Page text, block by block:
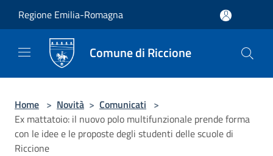
Regione Emilia-Romagna
Comune di Riccione
Home > Novità > Comunicati >
Ex mattatoio: il nuovo polo multifunzionale prende forma
con le idee e le proposte degli studenti delle scuole di
Riccione